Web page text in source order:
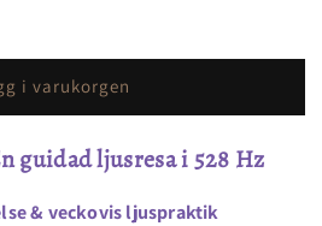
i varukorgen
guidad ljusresa i 528 Hz
& veckovis ljuspraktik